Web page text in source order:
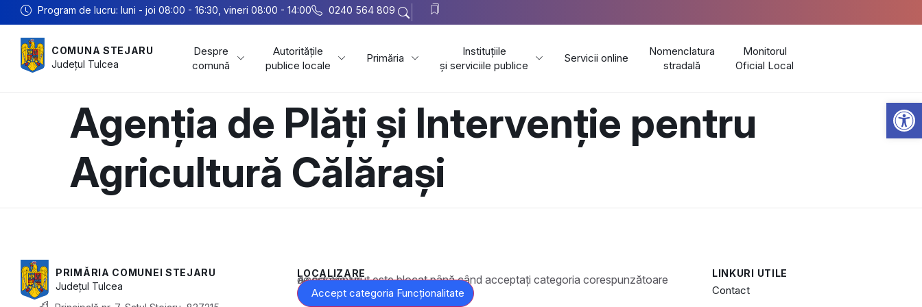
Program de lucru: luni - joi 08:00 - 16:30, vineri 08:00 - 14:00 0240 564 809
COMUNA STEJARU
Județul Tulcea
Despre
comună
Autoritățile
publice locale
Primăria
Instituțiile
și serviciile publice
Servicii online
Nomenclatura
stradală
Monitorul
Oficial Local
Agenția de Plăți și Intervenție pentru
Agricultură Călărași
PRIMĂRIA COMUNEI STEJARU
Județul Tulcea
LOCALIZARE
Acest conținut este blocat până când acceptați categoria corespunzătoare de cookie-uri.
Accept categoria Funcționalitate
LINKURI UTILE
Contact